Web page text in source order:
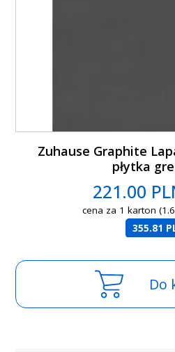
Zuhause Graphite
płytka
221.00
cena za 1 karton
355.81
Do